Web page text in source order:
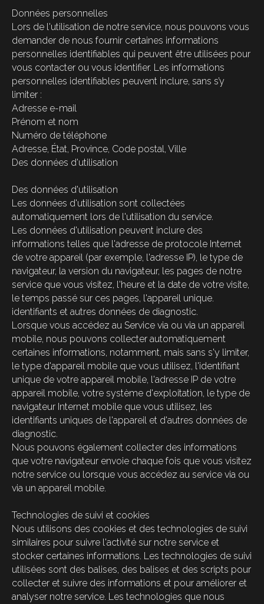
Données personnelles
Lors de l'utilisation de notre service, nous pouvons vous
demander de nous fournir certaines informations
personnelles identifiables qui peuvent être utilisées pour
vous contacter ou vous identifier. Les informations
personnelles identifiables peuvent inclure, sans s’y
limiter :
Adresse e-mail
Prénom et nom
Numéro de téléphone
Adresse, État, Province, Code postal, Ville
Des données d'utilisation
Des données d'utilisation
Les données d'utilisation sont collectées
automatiquement lors de l'utilisation du service.
Les données d'utilisation peuvent inclure des
informations telles que l'adresse de protocole Internet
de votre appareil (par exemple, l'adresse IP), le type de
navigateur, la version du navigateur, les pages de notre
service que vous visitez, l'heure et la date de votre visite,
le temps passé sur ces pages, l'appareil unique.
identifiants et autres données de diagnostic.
Lorsque vous accédez au Service via ou via un appareil
mobile, nous pouvons collecter automatiquement
certaines informations, notamment, mais sans s'y limiter,
le type d'appareil mobile que vous utilisez, l'identifiant
unique de votre appareil mobile, l'adresse IP de votre
appareil mobile, votre système d'exploitation, le type de
navigateur Internet mobile que vous utilisez, les
identifiants uniques de l'appareil et d'autres données de
diagnostic.
Nous pouvons également collecter des informations
que votre navigateur envoie chaque fois que vous visitez
notre service ou lorsque vous accédez au service via ou
via un appareil mobile.
Technologies de suivi et cookies
Nous utilisons des cookies et des technologies de suivi
similaires pour suivre l'activité sur notre service et
stocker certaines informations. Les technologies de suivi
utilisées sont des balises, des balises et des scripts pour
collecter et suivre des informations et pour améliorer et
analyser notre service. Les technologies que nous